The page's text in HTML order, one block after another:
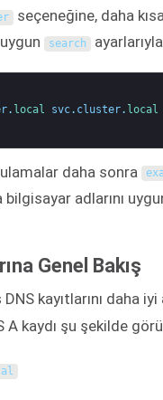
seçeneğine, daha
search
. local svc. cluster.
daha sonra
adlarını
Genel Bakış
kayıtlarını daha iyi
kaydı şu şekilde